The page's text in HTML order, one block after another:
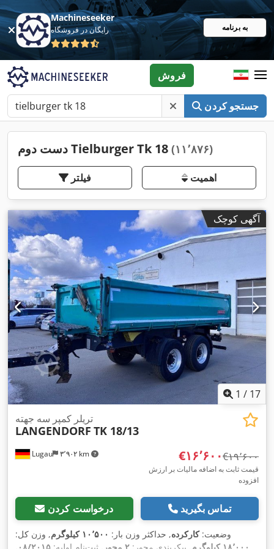
Machineseeker
رایگان در فروشگاه به برنامه
جستجو کردن
فروش
دست دوم Tielburger Tk 18 (۱۱٬۸۷۶)
فیلتر اهمیت
آگهی کوچک
1 / 17
Lugau ۳٬۹۰۲ km
تریلر کمپر سه جهته
LANGENDORF TK 18/13
‎€۱۶٬۶۰۰ ‎€۱۹٬۶۰۰
قیمت ثابت به اضافه مالیات بر ارزش
افزوده
درخواست کردن تماس بگیرید
وضعیت:کارکرده, حداکثر وزن بار: ۱۰٬۵۰۰ کیلوگرم
, وزن کل:
۱۸٬۰۰۰ کیلوگرم
, پیکربندی محور: ۲ محور , ثبت‌نام اولیه: ۰۸/۲۰۱۵ ,